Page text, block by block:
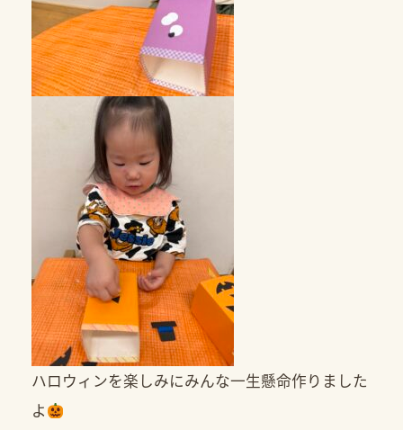
ハロウィンを楽しみにみんな一生懸命作りました
よ